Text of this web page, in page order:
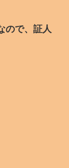
ので、証人